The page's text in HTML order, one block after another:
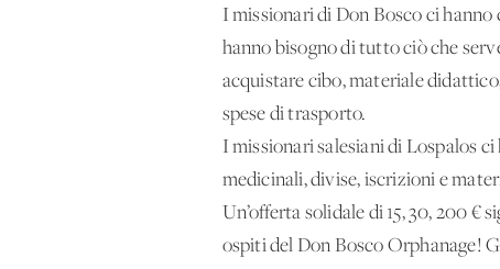
I missionari di Don Bosco ci
hanno bisogno di tutto ciò che
acquistare cibo, materiale
spese di trasporto.
I missionari salesiani di Lospalos
medicinali, divise, iscrizioni e
Un’offerta solidale di 15, 30, 200 €
ospiti del Don Bosco Orphanage!